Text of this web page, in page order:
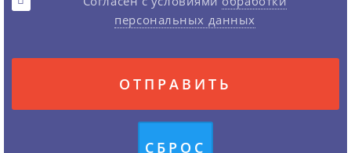
персональных данных